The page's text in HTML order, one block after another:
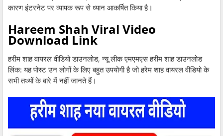
कारण इंटरनेट पर व्यापक रूप से ध्यान आकर्षित किया है।
Hareem Shah Viral Video
Download Link
हरीम शाह वायरल वीडियो डाउनलोड, न्यू लीक एमएमएस हरीम शाह डाउनलोड
लिंक: यह पोस्ट उन लोगों के लिए बहुत उपयोगी है जो हरेम शाह वायरल वीडियो के
सभी तथ्यों के बारे में नहीं जानते हैं।